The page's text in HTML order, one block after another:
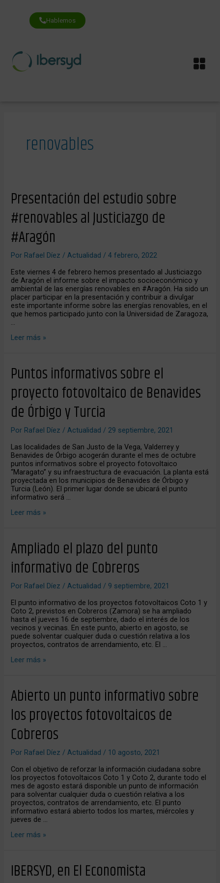
contenido
Hablemos
renovables
Presentación del estudio sobre
#renovables al Justiciazgo de
#Aragón
Por Rafael Díez/Actualidad /4 febrero, 2022
Este viernes 4 de febrero hemos presentado al Justiciazgo
de Aragón el informe sobre el impacto socioeconómico y
ambiental de las energías renovables en #Aragón. Ha sido un
placer participar en la presentación y contribuir a divulgar
este importante informe sobre las energías renovables, en el
que hemos participado junto con la Universidad de Zaragoza,
…
Presentación
del
sobre
al
Justiciazgo
de
#Aragón
Leer más »
Puntos informativos sobre el
proyecto fotovoltaico de Benavides
de Órbigo y Turcia
Por Rafael Díez/Actualidad / 29 septiembre, 2021
Las localidades de San Justo de la Vega, Valderrey y
Benavides de Órbigo acogerán durante el mes de octubre
puntos informativos sobre el proyecto fotovoltaico
“Maragato” y su infraestructura de evacuación. La planta está
proyectada en los municipios de Benavides de Órbigo y
Turcia (León). El primer lugar donde se ubicará el punto
informativo será …
Puntos
informativos
el
proyecto
fotovoltaico
de
Benavides
de
Órbigo
y
Turcia
Leer más »
Ampliado el plazo del punto
informativo de Cobreros
Por Rafael Díez/Actualidad / 9 septiembre, 2021
El punto informativo de los proyectos fotovoltaicos Coto 1 y
Coto 2, previstos en Cobreros (Zamora) se ha ampliado
hasta el jueves 16 de septiembre, dado el interés de los
vecinos y vecinas. En este punto, abierto en agosto, se
puede solventar cualquier duda o cuestión relativa a los
proyectos, contratos de arrendamiento, etc. El …
Ampliado
el
del
informativo
Cobreros
Leer más »
Abierto un punto informativo sobre
los proyectos fotovoltaicos de
Cobreros
Por Rafael Díez/Actualidad / 10 agosto, 2021
Con el objetivo de reforzar la información ciudadana sobre
los proyectos fotovoltaicos Coto 1 y Coto 2, durante todo el
mes de agosto estará disponible un punto de información
para solventar cualquier duda o cuestión relativa a los
proyectos, contratos de arrendamiento, etc. El punto
informativo estará abierto todos los martes, miércoles y
jueves de …
Abierto
un
informativo
los
proyectos
fotovoltaicos
de
Cobreros
Leer más »
IBERSYD, en El Economista
IBERSYD,
en